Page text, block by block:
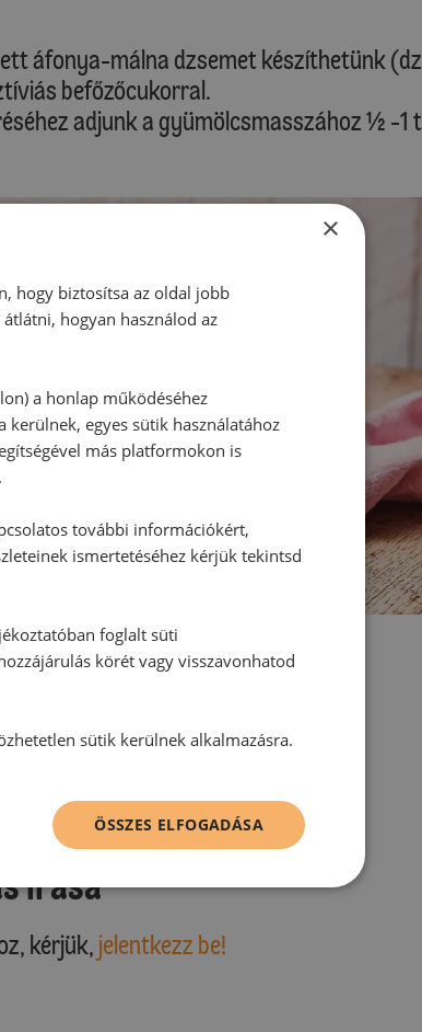
áfonya-málna dzsemet készíthetünk
befőzőcukorral.
adjunk a gyümölcsmasszához ½ -1
írása
kérjük, jelentkezz be!
×
hogy biztosítsa az oldal jobb
hogyan használod az
a honlap működéséhez
egyes sütik használatához
más platformokon is
további információkért,
ismertetéséhez kérjük tekintsd
foglalt süti
körét vagy visszavonhatod
sütik kerülnek alkalmazásra.
ÖSSZES ELFOGADÁSA